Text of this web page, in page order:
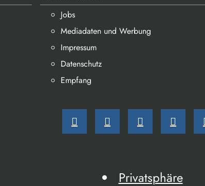
Jobs
Mediadaten und Werbung
Impressum
Datenschutz
Empfang
Privatsphäre